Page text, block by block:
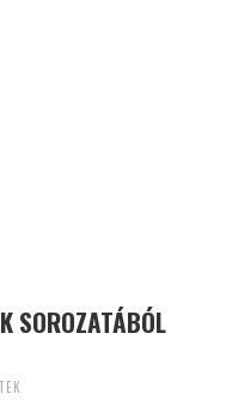
SOROZATÁBÓL